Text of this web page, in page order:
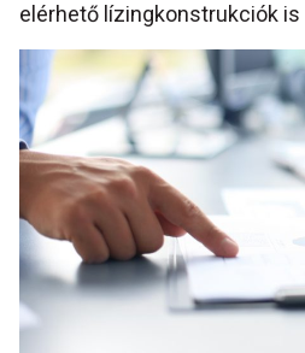
elérhető lízingkonstrukciók